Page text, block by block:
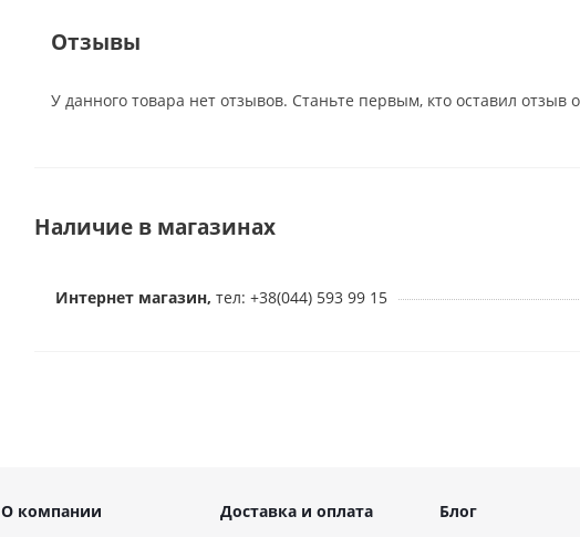
Вибратор на палец с электростимуляцией KISSTOY Viva Pods — это
комплекте, которые можно использовать и по одному, и оба сразу —
до хорошо ощутимых покалываний;
Отзывы
У данного товара нет отзывов. Станьте первым, кто оставил отзыв
Наличие в магазинах
Интернет магазин, тел: +38(044) 593 99 15
О компании Доставка и оплата Блог